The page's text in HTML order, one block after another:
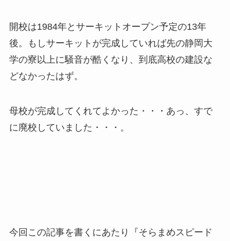
開校は1984年とサーキットオープン予定の13年
後。もしサーキットが完成していれば先の静岡大
学の寮以上に騒音が酷くなり、到底高校の建設な
どなかったはず。
母校が完成してくれてよかった・・・あっ、すで
に廃校していました・・・。
今回この記事を書くにあたり『そらまめスピード